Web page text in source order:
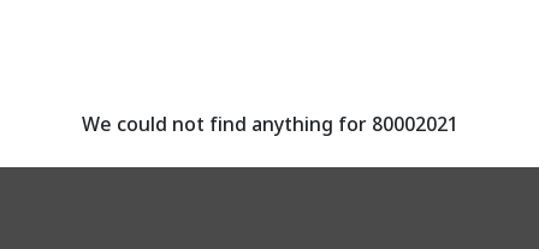
assignment ลงทะเบียน
We could not find anything for 80002021